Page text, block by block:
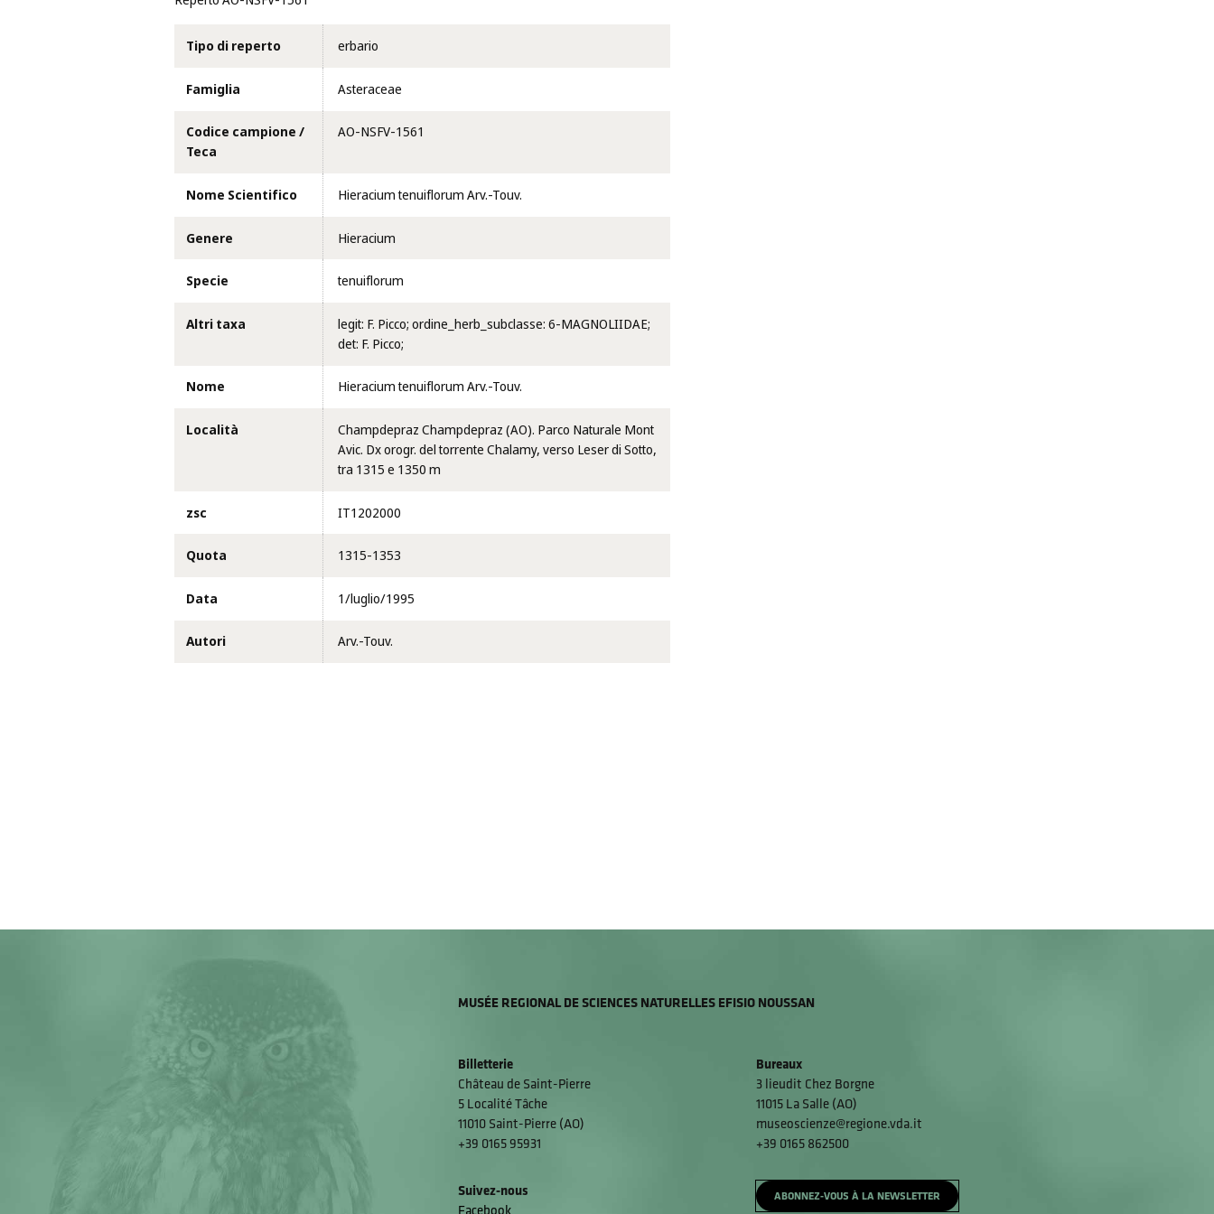
Tipo di reperto erbario
Famiglia Asteraceae
Codice campione /
Teca
AO-NSFV-1561
Nome Scientifico Hieracium tenuiflorum Arv.-Touv.
Genere Hieracium
Specie tenuiflorum
Altri taxa
legit: F. Picco; ordine_herb_subclasse: 6-MAGNOLIIDAE;
det: F. Picco;
Nome Hieracium tenuiflorum Arv.-Touv.
Località
Champdepraz Champdepraz (AO). Parco Naturale Mont
Avic. Dx orogr. del torrente Chalamy, verso Leser di Sotto,
tra 1315 e 1350 m
zsc IT1202000
Quota 1315-1353
Data 1/luglio/1995
Autori Arv.-Touv.
MUSÉE REGIONAL DE SCIENCES NATURELLES EFISIO NOUSSAN
Billetterie
Château de Saint-Pierre
5 Localité Tâche
11010 Saint-Pierre (AO)
+39 0165 95931
Bureaux
3 lieudit Chez Borgne
11015 La Salle (AO)
museoscienze@regione.vda.it
+39 0165 862500
Suivez-nous
ABONNEZ-VOUS À LA NEWSLETTER